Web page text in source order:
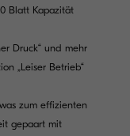
Blatt Kapazität
Druck“ und mehr
„Leiser Betrieb“
zum effizienten
gepaart mit